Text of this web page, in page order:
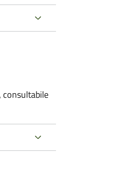
consultabile